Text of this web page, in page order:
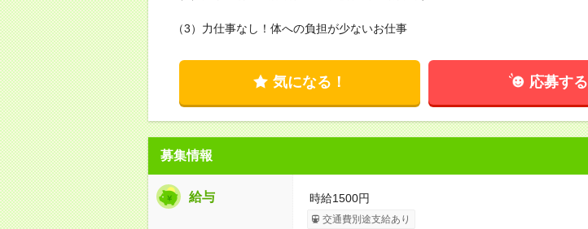
（3）力仕事なし！体への負担が少ないお仕事
気になる！ 応募する
募集情報
給与 時給1500円
交通費別途支給あり